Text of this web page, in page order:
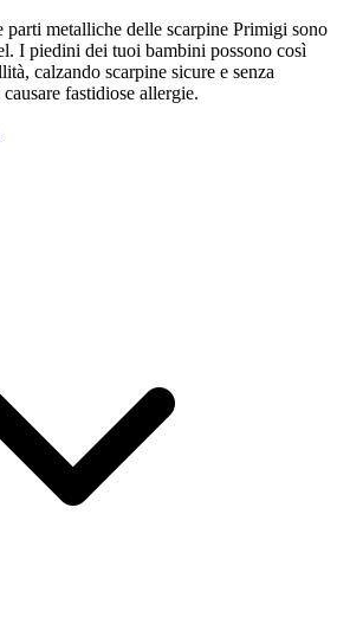
metalliche delle scarpine Primigi sono
I piedini dei tuoi bambini possono così
calzando scarpine sicure e senza
fastidiose allergie.